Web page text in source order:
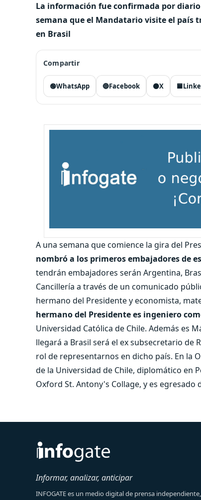
La información fue confirmada por
semana que el Mandatario visite el país
en Brasil
Compartir
🟢WhatsApp 🔵Facebook ⚫X 🟦
A una semana que comience la gira del
nombró a los primeros embajadores de
tendrán embajadores serán Argentina,
Cancillería a través de un comunicado
hermano del Presidente y economista,
hermano del Presidente es ingeniero
Universidad Católica de Chile. Además es
llegará a Brasil será el ex subsecretario de
rol de representarnos en dicho país. En la
de la Universidad de Chile, diplomático en
Oxford St. Antony's Collage, y es egresado
Informar, analizar, anticipar
INFOGATE es un medio digital de prensa